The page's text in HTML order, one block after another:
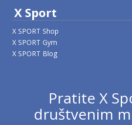
X Sport
X SPORT Shop
X SPORT Gym
X SPORT Blog
Pratite X
društvenim